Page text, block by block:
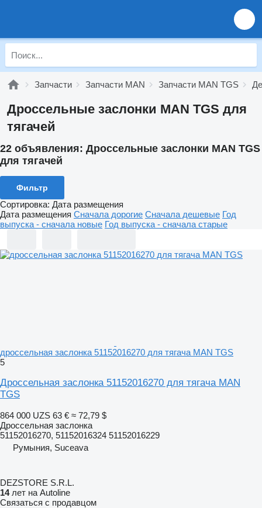
Запчасти Запчасти MAN Запчасти MAN TGS
Дроссельные заслонки MAN TGS для
тягачей
22 объявления: Дроссельные заслонки MAN TGS
для тягачей
Фильтр
Сортировка: Дата размещения
Дата размещения Сначала дорогие Сначала дешевые Год
выпуска - сначала новые Год выпуска - сначала старые
дроссельная заслонка 51152016270 для тягача MAN TGS
5
Дроссельная заслонка 51152016270 для тягача MAN
TGS
864 000 UZS 63 € ≈ 72,79 $
Дроссельная заслонка
51152016270, 51152016324 51152016229
Румыния, Suceava
DEZSTORE S.R.L.
14лет на Autoline
Связаться с продавцом